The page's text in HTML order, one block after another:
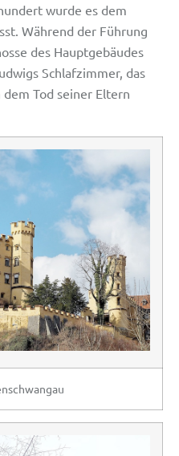
wurde es dem
Während der Führung
des Hauptgebäudes
Schlafzimmer, das
Tod seiner Eltern